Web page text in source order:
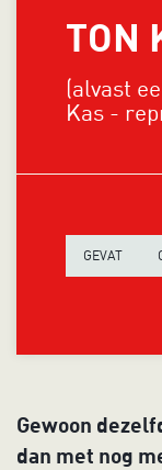
TON
(alvast
Kas -
GEVAT
Gewoon
dan met nog